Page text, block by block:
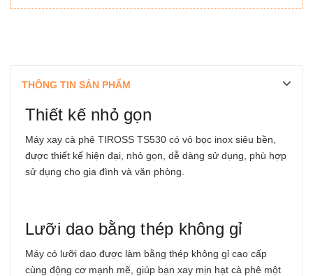
THÔNG TIN SẢN PHẨM
Thiết kế nhỏ gọn
Máy xay cà phê TIROSS TS530 có vỏ bọc inox siêu bền,
được thiết kế hiện đại, nhỏ gọn, dễ dàng sử dụng, phù hợp
sử dụng cho gia đình và văn phòng.
Lưỡi dao bằng thép không gỉ
Máy có lưỡi dao được làm bằng thép không gỉ cao cấp
cùng động cơ mạnh mẽ, giúp bạn xay mịn hạt cà phê một